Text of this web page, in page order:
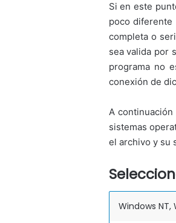
Si en este
poco diferente
completa o
sea valida por
programa no
conexión de
A
sistemas
el archivo y su
Windows NT,